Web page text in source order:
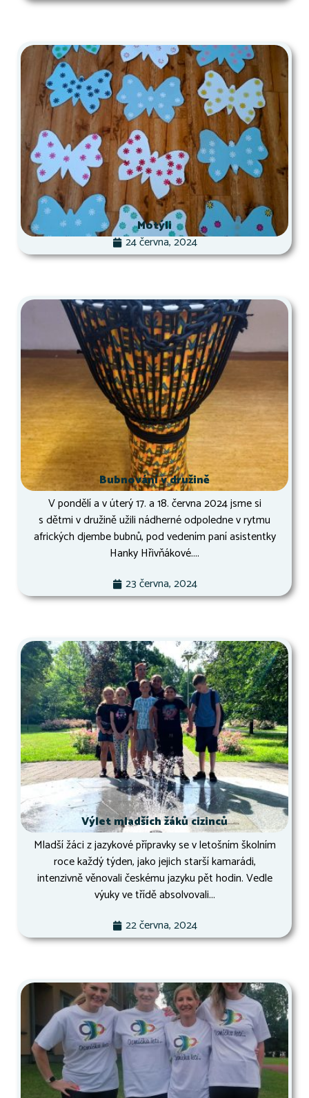
Motýli
24 června, 2024
Bubnování v družině
V pondělí a v úterý 17. a 18. června 2024 jsme si
s dětmi v družině užili nádherné odpoledne v rytmu
afrických djembe bubnů, pod vedením paní asistentky
Hanky Hřivňákové....
23 června, 2024
Výlet mladších žáků cizinců
Mladší žáci z jazykové přípravky se v letošním školním
roce každý týden, jako jejich starší kamarádi,
intenzivně věnovali českému jazyku pět hodin. Vedle
výuky ve třídě absolvovali...
22 června, 2024